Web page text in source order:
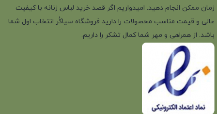
زمان ممکن انجام دهید. امیدواریم اگر قصد خرید لباس زنانه با کیفیت
عالی و قیمت مناسب محصولات را دارید فروشگاه سیاکُر انتخاب اول شما
باشد. از همراهی و مهر شما کمال تشکر را داریم.